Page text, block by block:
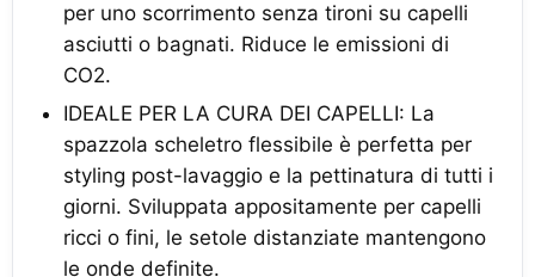
per uno scorrimento senza tironi su capelli
asciutti o bagnati. Riduce le emissioni di
CO2.
IDEALE PER LA CURA DEI CAPELLI: La
spazzola scheletro flessibile è perfetta per
styling post-lavaggio e la pettinatura di tutti i
giorni. Sviluppata appositamente per capelli
ricci o fini, le setole distanziate mantengono
le onde definite.